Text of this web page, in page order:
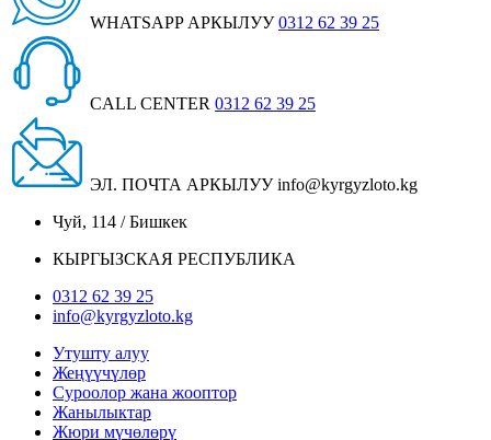
WHATSAPP АРКЫЛУУ 0312 62 39 25
CALL CENTER 0312 62 39 25
ЭЛ. ПОЧТА АРКЫЛУУ info@kyrgyzloto.kg
Чуй, 114 / Бишкек
КЫРГЫЗСКАЯ РЕСПУБЛИКА
0312 62 39 25
info@kyrgyzloto.kg
Утушту алуу
Жеңүүчүлөр
Суроолор жана жооптор
Жанылыктар
Жюри мүчөлөрү